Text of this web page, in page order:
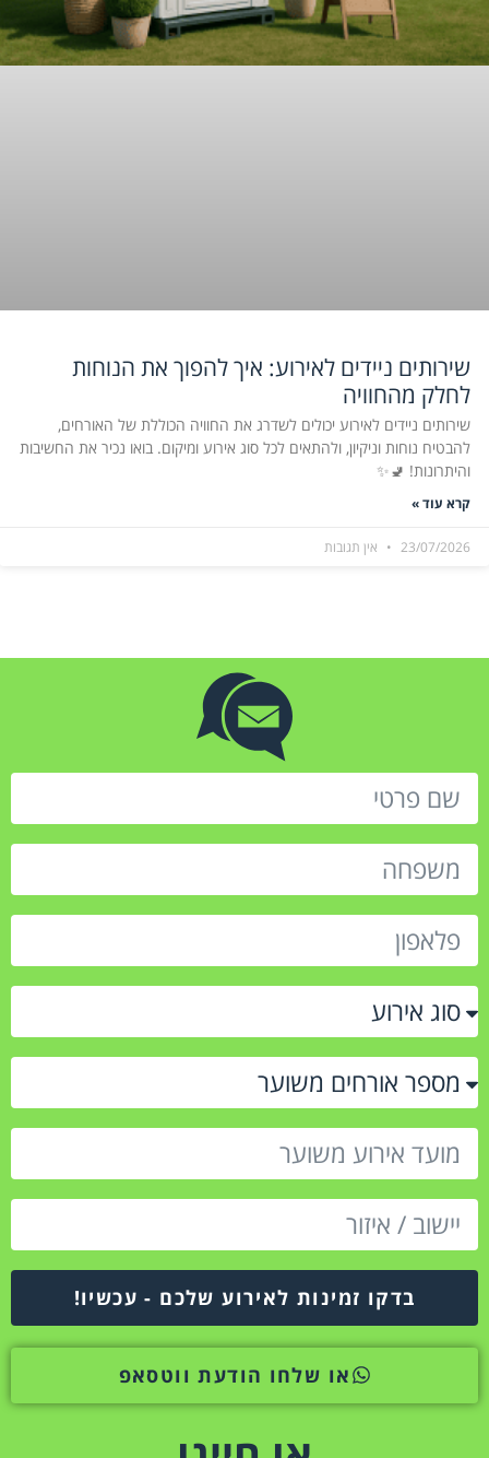
שירותים ניידים לאירוע: איך להפוך את הנוחות
לחלק מהחוויה
שירותים ניידים לאירוע יכולים לשדרג את החוויה הכוללת של האורחים,
להבטיח נוחות וניקיון, ולהתאים לכל סוג אירוע ומיקום. בואו נכיר את החשיבות
והיתרונות! 🚽✨
קרא עוד »
23/07/2026 אין תגובות
בדקו זמינות לאירוע שלכם - עכשיו!
או שלחו הודעת ווטסאפ